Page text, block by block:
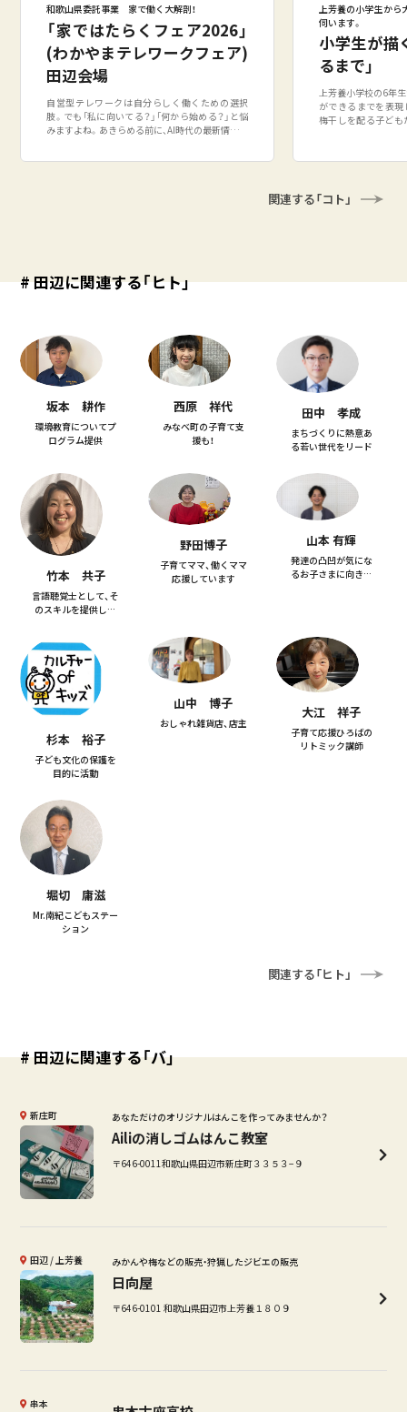
和歌山県委託事業 家で働く大解剖！
「家ではたらくフェア2026」
(わかやまテレワークフェア)
田辺会場
自営型テレワークは自分らしく働くための選択
肢。でも「私に向いてる？」「何から始める？」と悩
みますよね。あきらめる前に、AI時代の最新情報や
上芳養の小学生から
伺います。
小学生が描
るまで」
上芳養小学校の6年
ができるまでを表現
梅干しを配る子ども
姿や、梅が梅干しへ
関連する「コト」
# 田辺に関連する「ヒト」
坂本 耕作
環境教育についてプ
ログラム提供
西原 祥代
みなべ町の子育て支
援も！
田中 孝成
まちづくりに熱意あ
る若い世代をリード
竹本 共子
言語聴覚士として、そ
のスキルを提供しま
野田博子
子育てママ、働くママ
応援しています
山本 有輝
発達の凸凹が気にな
るお子さまに向き合
杉本 裕子
子ども文化の保護を
目的に活動
山中 博子
おしゃれ雑貨店、店主
大江 祥子
子育て応援ひろばの
リトミック講師
堀切 庸滋
Mr.南紀こどもステー
ション
関連する「ヒト」
# 田辺に関連する「バ」
新庄町 あなただけのオリジナルはんこを作ってみませんか？
Ailiの消しゴムはんこ教室
〒646-0011和歌山県田辺市新庄町３３５３−９
田辺 上芳養 みかんや梅などの販売・狩猟したジビエの販売
日向屋
〒646-0101 和歌山県田辺市上芳養１８０９
串本